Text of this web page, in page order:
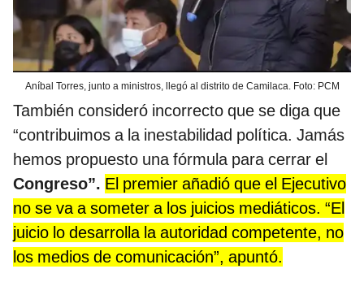
Aníbal Torres, junto a ministros, llegó al distrito de Camilaca. Foto: PCM
También consideró incorrecto que se diga que
“contribuimos a la inestabilidad política. Jamás
hemos propuesto una fórmula para cerrar el
Congreso”. El premier añadió que el Ejecutivo
no se va a someter a los juicios mediáticos. “El
juicio lo desarrolla la autoridad competente, no
los medios de comunicación”, apuntó.